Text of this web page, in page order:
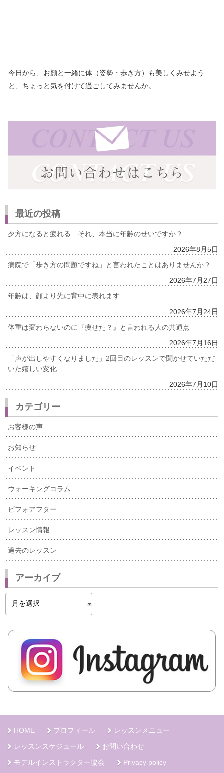
今日から、お顔と一緒に体（姿勢・歩き方）も美しくみせよう
と、ちょっと気を付けて過ごしてみませんか。
最近の投稿
夕方になると疲れる…それ、本当に年齢のせいですか？
2026年8月5日
病院で「歩き方の問題ですね」と言われたことはありませんか？
2026年7月27日
年齢は、顔より先に背中に表れます
2026年7月24日
体重は変わらないのに『痩せた？』と言われる人の共通点
2026年7月16日
「声が出しやすくなりました」2回目のレッスンで聞かせていただ
いた嬉しい変化
2026年7月10日
カテゴリー
お客様の声
お知らせ
イベント
ウォーキングコラム
ビフォアフター
レッスン情報
過去のレッスン
アーカイブ
イ
HOME プロフィール レッスンメニュー
レッスンスケジュール お問い合わせ
モデルインストラクター協会 Privacy policy